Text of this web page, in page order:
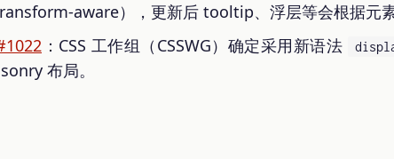
aware），更新后 tooltip、浮层等会根据元素
：CSS 工作组（CSSWG）确定采用新语法
布局。